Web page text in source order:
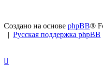
Создано на основе phpBB®
| Русская поддержка phpBB